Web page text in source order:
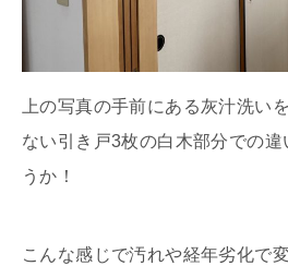
上の写真の手前にある灰汁洗い
ない引き戸3枚の白木部分での違
うか！
こんな感じで汚れや経年劣化で